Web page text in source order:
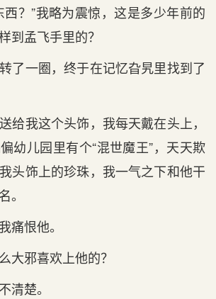
？”我略为震惊，这是多少年前的
到孟飞手里的？
了一圈，终于在记忆旮旯里找到了
给我这个头饰，我每天戴在头上，
幼儿园里有个“混世魔王”，天天欺
头饰上的珍珠，我一气之下和他干
。
痛恨他。
大邪喜欢上他的？
清楚。